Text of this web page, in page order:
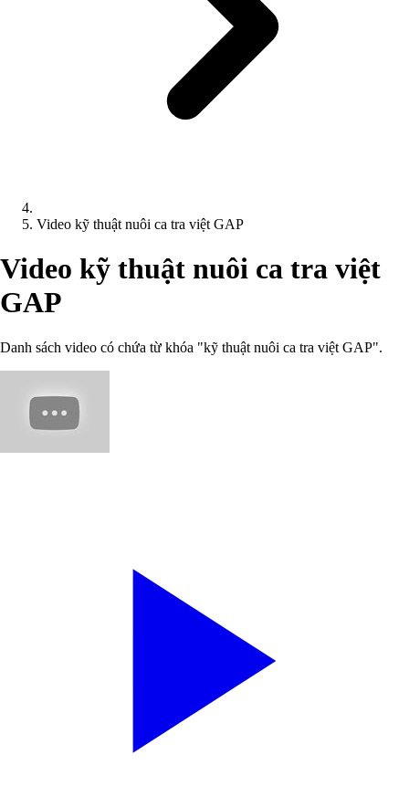
Video kỹ thuật nuôi ca tra việt GAP
Video kỹ thuật nuôi ca tra việt
GAP
Danh sách video có chứa từ khóa "kỹ thuật nuôi ca tra việt GAP".